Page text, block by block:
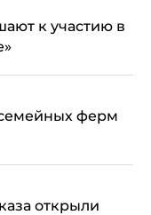
к участию в
ферм
открыли